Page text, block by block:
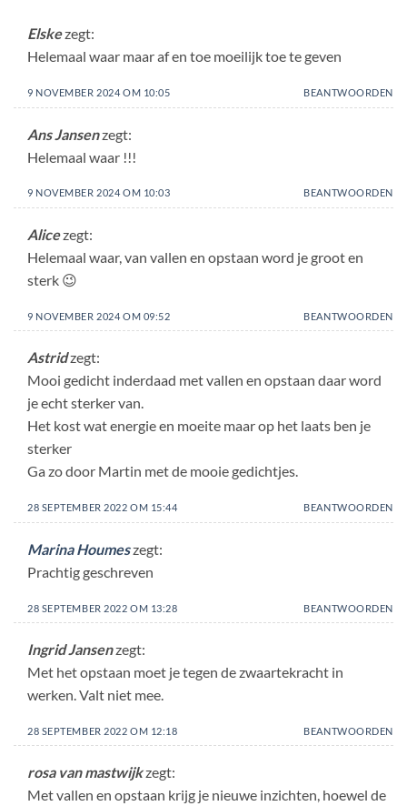
Elskezegt:
Helemaal waar maar af en toe moeilijk toe te geven
9 NOVEMBER 2024 OM 10:05 BEANTWOORDEN
Ans Jansenzegt:
Helemaal waar !!!
9 NOVEMBER 2024 OM 10:03 BEANTWOORDEN
Alicezegt:
Helemaal waar, van vallen en opstaan word je groot en
sterk 😉
9 NOVEMBER 2024 OM 09:52 BEANTWOORDEN
Astridzegt:
Mooi gedicht inderdaad met vallen en opstaan daar word
je echt sterker van.
Het kost wat energie en moeite maar op het laats ben je
sterker
Ga zo door Martin met de mooie gedichtjes.
28 SEPTEMBER 2022 OM 15:44 BEANTWOORDEN
Marina Houmeszegt:
Prachtig geschreven
28 SEPTEMBER 2022 OM 13:28 BEANTWOORDEN
Ingrid Jansenzegt:
Met het opstaan moet je tegen de zwaartekracht in
werken. Valt niet mee.
28 SEPTEMBER 2022 OM 12:18 BEANTWOORDEN
rosa van mastwijkzegt:
Met vallen en opstaan krijg je nieuwe inzichten, hoewel de